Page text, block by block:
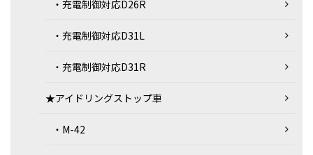
・充電制御対応D26R
・充電制御対応D31L
・充電制御対応D31R
★アイドリングストップ車
・M-42